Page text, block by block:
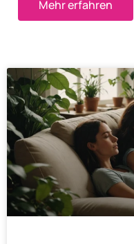
Mehr erfahren